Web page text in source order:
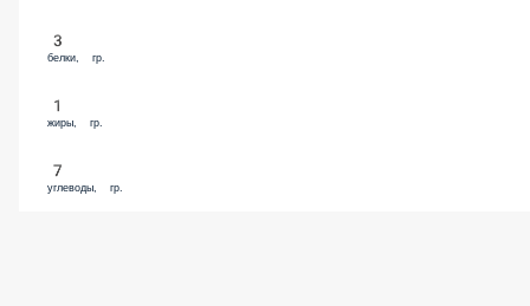
3
белки, гр.
1
жиры, гр.
7
углеводы, гр.